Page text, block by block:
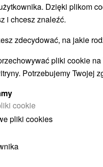
Chata 620 Trstená
Celoročné ubytovanie v
šiestimi izbami, čo...
Dzięki plikom
i chcesz znaleźć.
zdecydować, na jakie
pliki cookie
Potrzebujemy Twojej
cookie
pliki cookies